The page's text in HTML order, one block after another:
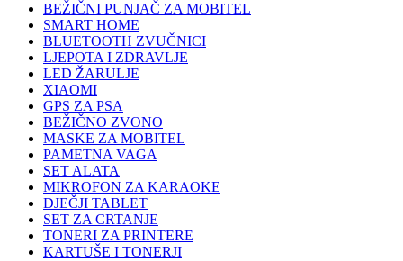
BEŽIČNI PUNJAČ ZA MOBITEL
SMART HOME
BLUETOOTH ZVUČNICI
LJEPOTA I ZDRAVLJE
LED ŽARULJE
XIAOMI
GPS ZA PSA
BEŽIČNO ZVONO
MASKE ZA MOBITEL
PAMETNA VAGA
SET ALATA
MIKROFON ZA KARAOKE
DJEČJI TABLET
SET ZA CRTANJE
TONERI ZA PRINTERE
KARTUŠE I TONERJI